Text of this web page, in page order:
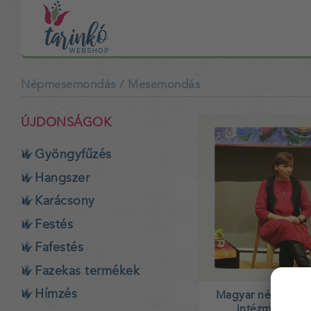
Népmesemondás / Mesemondás
Magyar
ÚJDONSÁGOK
Gyöngyfűzés
Hangszer
Karácsony
Festés
Fafestés
Fazekas termékek
Hímzés